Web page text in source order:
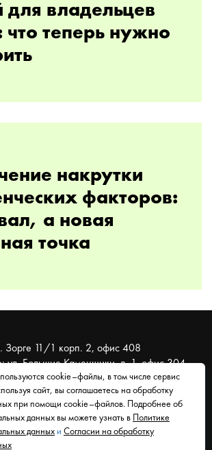
для владельцев
что теперь нужно
накрутки
факторов:
а новая
точка
Зорге 11/1 корп. 2, офис 408
ул. Большие Каменщики, д. 1, офис 304
Муравейник. SEO-продвижение, реклама,
в Уфе, работаем со всем миром.
cookie–файлы, в том числе сервис
сайт, вы соглашаетесь на обработку
при помощи cookie–файлов. Подробнее об
данных вы можете узнать в
Политике
данных и Согласии на обработку